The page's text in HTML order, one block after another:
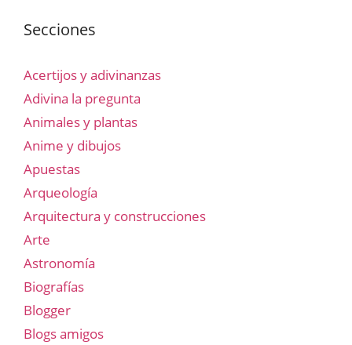
Secciones
Acertijos y adivinanzas
Adivina la pregunta
Animales y plantas
Anime y dibujos
Apuestas
Arqueología
Arquitectura y construcciones
Arte
Astronomía
Biografías
Blogger
Blogs amigos